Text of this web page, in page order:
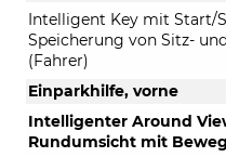
Intelligent Key mit Start/
Speicherung von Sitz-
(Fahrer)
Einparkhilfe, vorne
Intelligenter Around
Rundumsicht mit